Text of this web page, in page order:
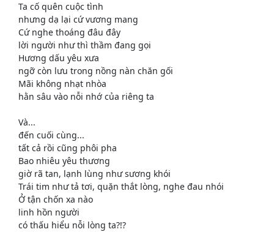
Ta cố quên cuộc tình
nhưng dạ lại cứ vương mang
Cứ nghe thoáng đâu đây
lời người như thì thầm đang gọi
Hương dấu yêu xưa
ngỡ còn lưu trong nồng nàn chăn gối
Mãi không nhạt nhòa
hằn sâu vào nỗi nhớ của riêng ta
Và...
đến cuối cùng...
tất cả rồi cũng phôi pha
Bao nhiêu yêu thương
giờ rã tan, lạnh lùng như sương khói
Trái tim như tả tơi, quặn thắt lòng, nghe đau nhói
Ở tận chốn xa nào
linh hồn người
có thấu hiểu nỗi lòng ta?!?